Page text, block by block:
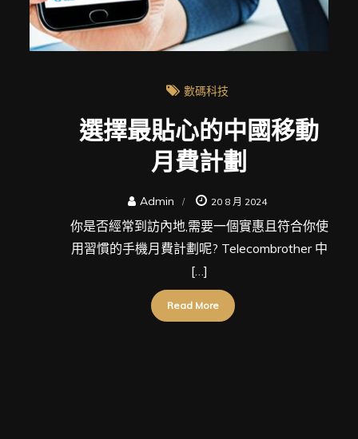
數碼科技
選擇最貼心的中國移動
月費計劃
Admin 20 8 月 2024
你是否經常到訪內地,需要一個實惠且符合你使
用習慣的手機月費計劃呢? Telecombrother 中
[…]
Read More